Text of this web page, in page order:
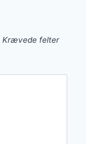
Krævede felter